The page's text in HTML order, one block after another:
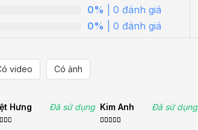
0% | 0 đánh giá
0% | 0 đánh giá
video Có ảnh
Hưng Đã sử dụng Kim Anh Đã sử dụng